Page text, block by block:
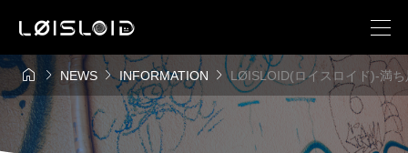
  NEWS INFORMATION LØISLOID(ロイスロイド)-満